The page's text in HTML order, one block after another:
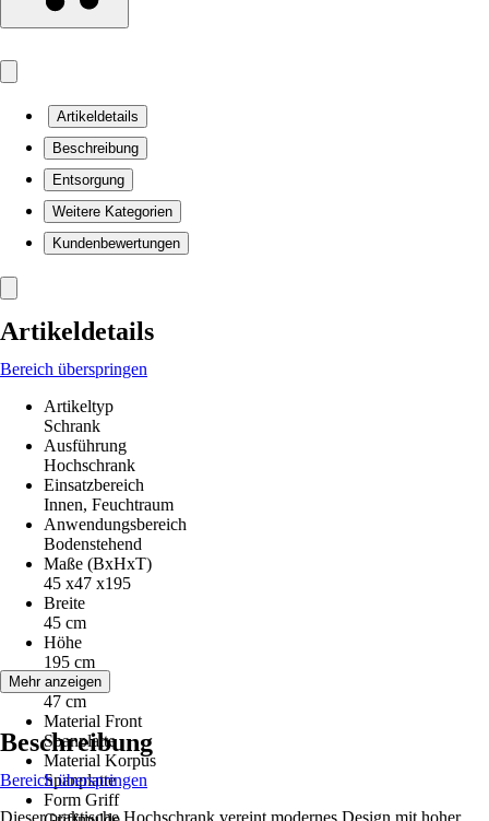
Artikeldetails
Beschreibung
Entsorgung
Weitere Kategorien
Kundenbewertungen
Artikeldetails
Bereich überspringen
Artikeltyp
Schrank
Ausführung
Hochschrank
Einsatzbereich
Innen, Feuchtraum
Anwendungsbereich
Bodenstehend
Maße (BxHxT)
45 x47 x195
Breite
45 cm
Höhe
195 cm
Tiefe
47 cm
Material Front
Spanplatte
Material Korpus
Spanplatte
Form Griff
Mehr anzeigen
Beschreibung
Bereich überspringen
Dieser praktische Hochschrank vereint modernes Design mit hoher